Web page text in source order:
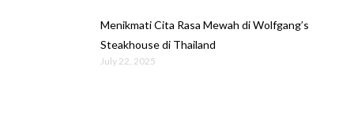
Menikmati Cita Rasa Mewah di Wolfgang’s
Steakhouse di Thailand
July 22, 2025